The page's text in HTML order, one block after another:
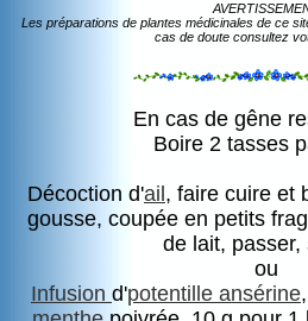
Les préparations de plantes médicinales de ce
cas de doute consultez
En cas de gêne
Boire 2 tasses
Décoction d'ail , faire cuire et
gousse, coupée en petits
de lait, passer,
ou
Infusion d'potentille ansérine